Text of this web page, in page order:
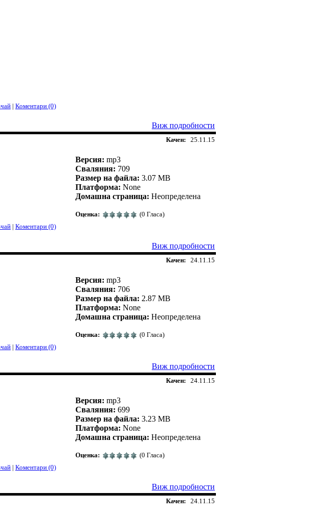
| Коментари (0)
Виж подробности
Качен: 25.11.15
Версия: mp3
Сваляния: 709
Размер на файла: 3.07 MB
Платформа: None
Домашна страница: Неопределена
Оценка:
(0 Гласа)
| Коментари (0)
Виж подробности
Качен: 24.11.15
Версия: mp3
Сваляния: 706
Размер на файла: 2.87 MB
Платформа: None
Домашна страница: Неопределена
Оценка:
(0 Гласа)
| Коментари (0)
Виж подробности
Качен: 24.11.15
Версия: mp3
Сваляния: 699
Размер на файла: 3.23 MB
Платформа: None
Домашна страница: Неопределена
Оценка:
(0 Гласа)
| Коментари (0)
Виж подробности
Качен: 24.11.15